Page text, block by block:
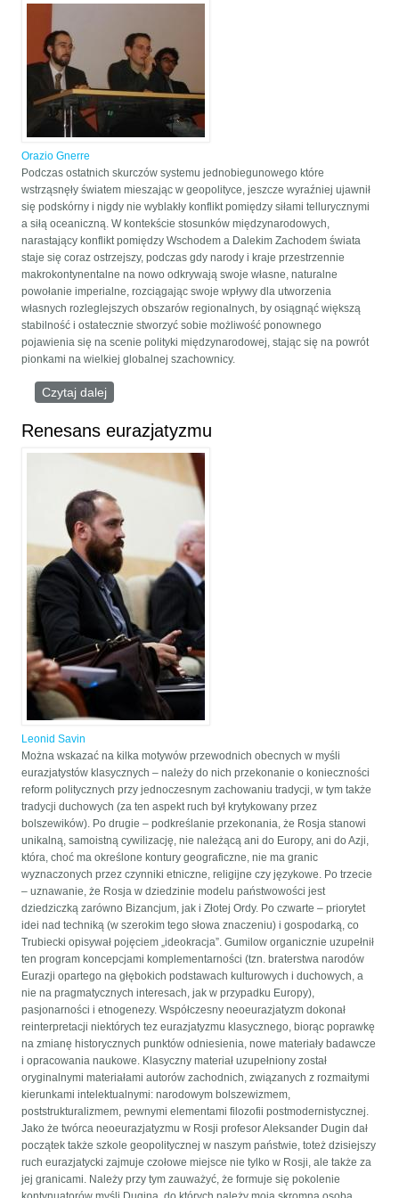
Orazio Gnerre
Podczas ostatnich skurczów systemu jednobiegunowego które
wstrząsnęły światem mieszając w geopolityce, jeszcze wyraźniej ujawnił
się podskórny i nigdy nie wyblakły konflikt pomiędzy siłami tellurycznymi
a siłą oceaniczną. W kontekście stosunków międzynarodowych,
narastający konflikt pomiędzy Wschodem a Dalekim Zachodem świata
staje się coraz ostrzejszy, podczas gdy narody i kraje przestrzennie
makrokontynentalne na nowo odkrywają swoje własne, naturalne
powołanie imperialne, rozciągając swoje wpływy dla utworzenia
własnych rozleglejszych obszarów regionalnych, by osiągnąć większą
stabilność i ostatecznie stworzyć sobie możliwość ponownego
pojawienia się na scenie polityki międzynarodowej, stając się na powrót
pionkami na wielkiej globalnej szachownicy.
Czytaj dalej
Renesans eurazjatyzmu
Leonid Savin
Można wskazać na kilka motywów przewodnich obecnych w myśli
eurazjatystów klasycznych – należy do nich przekonanie o konieczności
reform politycznych przy jednoczesnym zachowaniu tradycji, w tym także
tradycji duchowych (za ten aspekt ruch był krytykowany przez
bolszewików). Po drugie – podkreślanie przekonania, że Rosja stanowi
unikalną, samoistną cywilizację, nie należącą ani do Europy, ani do Azji,
która, choć ma określone kontury geograficzne, nie ma granic
wyznaczonych przez czynniki etniczne, religijne czy językowe. Po trzecie
– uznawanie, że Rosja w dziedzinie modelu państwowości jest
dziedziczką zarówno Bizancjum, jak i Złotej Ordy. Po czwarte – priorytet
idei nad techniką (w szerokim tego słowa znaczeniu) i gospodarką, co
Trubiecki opisywał pojęciem „ideokracja”. Gumilow organicznie uzupełnił
ten program koncepcjami komplementarności (tzn. braterstwa narodów
Eurazji opartego na głębokich podstawach kulturowych i duchowych, a
nie na pragmatycznych interesach, jak w przypadku Europy),
pasjonarności i etnogenezy. Współczesny neoeurazjatyzm dokonał
reinterpretacji niektórych tez eurazjatyzmu klasycznego, biorąc poprawkę
na zmianę historycznych punktów odniesienia, nowe materiały badawcze
i opracowania naukowe. Klasyczny materiał uzupełniony został
oryginalnymi materiałami autorów zachodnich, związanych z rozmaitymi
kierunkami intelektualnymi: narodowym bolszewizmem,
poststrukturalizmem, pewnymi elementami filozofii postmodernistycznej.
Jako że twórca neoeurazjatyzmu w Rosji profesor Aleksander Dugin dał
początek także szkole geopolitycznej w naszym państwie, toteż dzisiejszy
ruch eurazjatycki zajmuje czołowe miejsce nie tylko w Rosji, ale także za
jej granicami. Należy przy tym zauważyć, że formuje się pokolenie